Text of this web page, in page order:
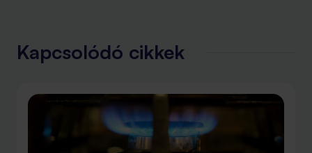
Kapcsolódó cikkek